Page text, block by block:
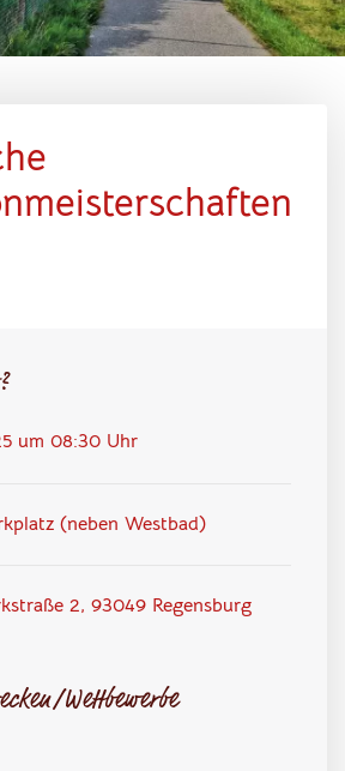
um 08:30 Uhr
(neben Westbad)
2, 93049 Regensburg
Wettbewerbe